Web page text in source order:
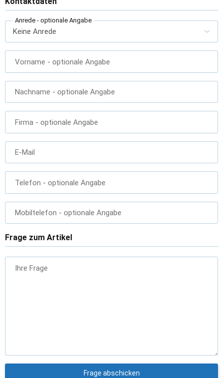
Anrede - optionale Angabe
Vorname - optionale Angabe
Nachname - optionale Angabe
Firma - optionale Angabe
E-Mail
Telefon - optionale Angabe
Mobiltelefon - optionale Angabe
Frage zum Artikel
Ihre Frage
Frage abschicken